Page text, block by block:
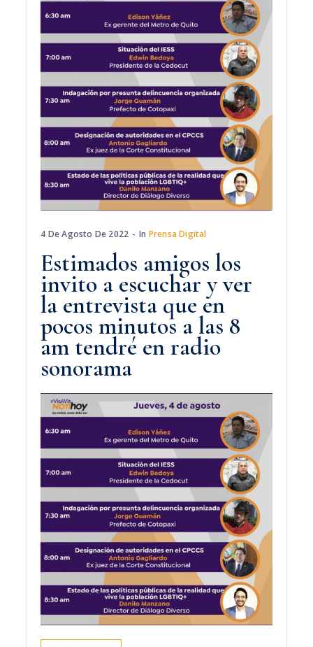
4 De Agosto De 2022 In Prensa Digital
Estimados amigos los
invito a escuchar y ver
la entrevista que en
pocos minutos a las 8
am tendré en radio
sonorama